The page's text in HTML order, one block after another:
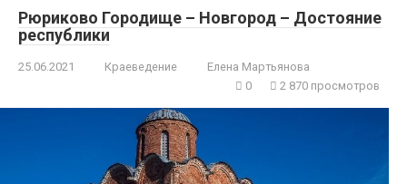
Рюриково Городище – Новгород – Достояние
республики
25.06.2021 Краеведение
Елена Мартьянова
0
2 870 просмотров